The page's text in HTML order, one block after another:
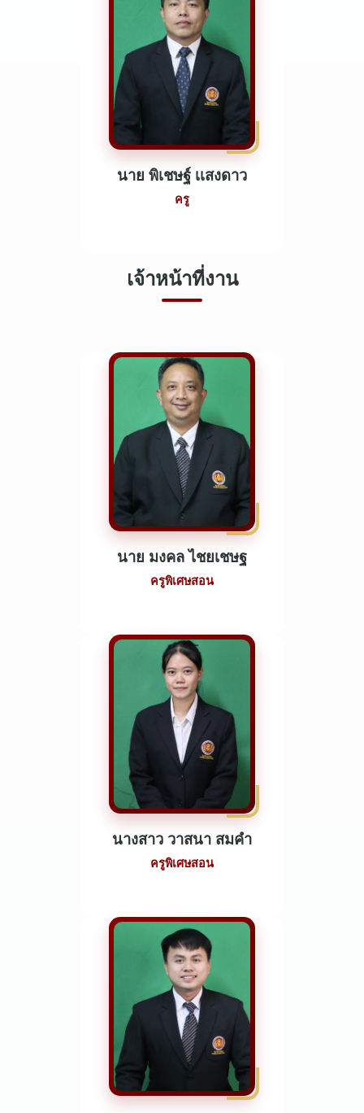
นาย พิเชษฐ์ เเสงดาว
ครู
เจ้าหน้าที่งาน
นาย มงคล ไชยเชษฐ
ครูพิเศษสอน
นางสาว วาสนา สมคำ
ครูพิเศษสอน